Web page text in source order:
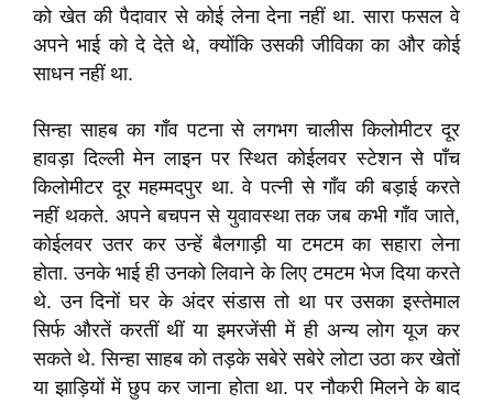
को खेत की पैदावार से कोई लेना देना नहीं था.सारा फसल वे
अपने भाई को दे देते थे,क्योंकि उसकी जीविका का और कोई
साधन नहीं था.
सिन्हा साहब का गाँव पटना से लगभग चालीस किलोमीटर दूर
हावड़ा दिल्ली मेन लाइन पर स्थित कोईलवर स्टेशन से पाँच
किलोमीटर दूर महम्मदपुर था.वे पत्नी से गाँव की बड़ाई करते
नहीं थकते. अपने बचपन से युवावस्था तक जब कभी गाँव जाते,
कोईलवर उतर कर उन्हें बैलगाड़ी या टमटम का सहारा लेना
होता.उनके भाई ही उनको लिवाने के लिए टमटम भेज दिया करते
थे.उन दिनों घर के अंदर संडास तो था पर उसका इस्तेमाल
सिर्फ औरतें करतीं थीं या इमरजेंसी में ही अन्य लोग यूज कर
सकते थे.सिन्हा साहब को तड़के सबेरे सबेरे लोटा उठा कर खेतों
या झाड़ियों में छुप कर जाना होता था.पर नौकरी मिलने के बाद